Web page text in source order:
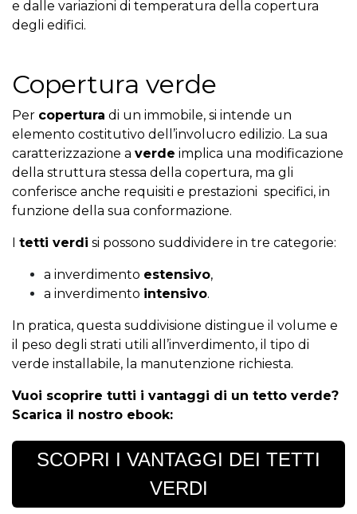
e dalle variazioni di temperatura della copertura
degli edifici.
Copertura verde
Per copertura di un immobile, si intende un
elemento costitutivo dell’involucro edilizio. La sua
caratterizzazione a verde implica una modificazione
della struttura stessa della copertura, ma gli
conferisce anche requisiti e prestazioni specifici, in
funzione della sua conformazione.
I tetti verdi si possono suddividere in tre categorie:
a inverdimento estensivo,
a inverdimento intensivo.
In pratica, questa suddivisione distingue il volume e
il peso degli strati utili all’inverdimento, il tipo di
verde installabile, la manutenzione richiesta.
Vuoi scoprire tutti i vantaggi di un tetto verde?
Scarica il nostro ebook:
SCOPRI I VANTAGGI DEI TETTI
VERDI